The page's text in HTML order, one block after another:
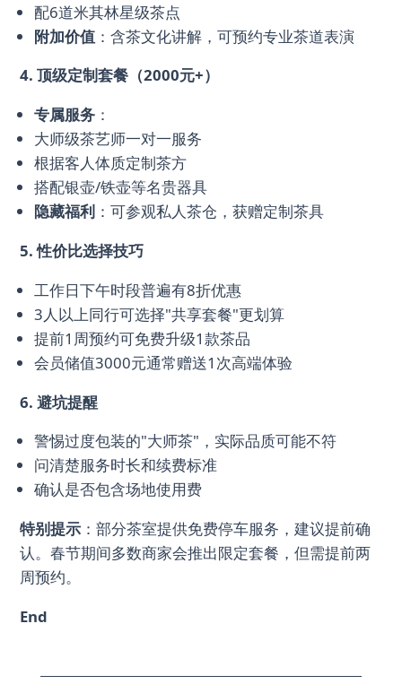
配6道米其林星级茶点
附加价值 ：含茶文化讲解，可预约专业茶道表演
4. 顶级定制套餐（2000元+）
专属服务 ：
大师级茶艺师一对一服务
根据客人体质定制茶方
搭配银壶/铁壶等名贵器具
隐藏福利 ：可参观私人茶仓，获赠定制茶具
5. 性价比选择技巧
工作日下午时段普遍有8折优惠
3人以上同行可选择"共享套餐"更划算
提前1周预约可免费升级1款茶品
会员储值3000元通常赠送1次高端体验
6. 避坑提醒
警惕过度包装的"大师茶"，实际品质可能不符
问清楚服务时长和续费标准
确认是否包含场地使用费
特别提示 ：部分茶室提供免费停车服务，建议提前确
认。春节期间多数商家会推出限定套餐，但需提前两
周预约。
End